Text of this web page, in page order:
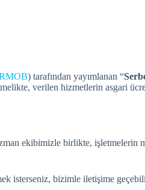
) tarafından yayımlanan “
verilen hizmetlerin asgari
ekibimizle birlikte, işletmelerin
isterseniz, bizimle iletişime